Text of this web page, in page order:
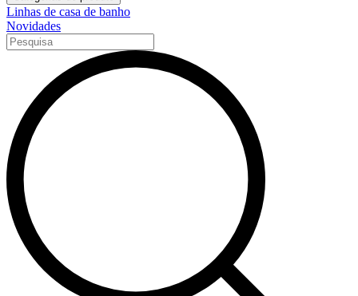
Linhas de casa de banho
Novidades